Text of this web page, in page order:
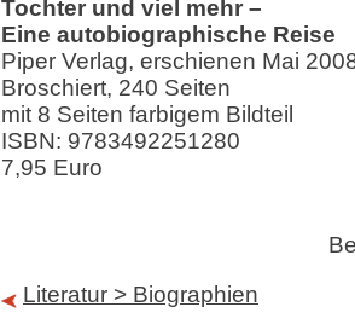
Tochter und viel mehr –
Eine autobiographische Reise
Piper Verlag, erschienen Mai
Broschiert, 240 Seiten
mit 8 Seiten farbigem Bildteil
ISBN: 9783492251280
7,95 Euro
Literatur > Biographien